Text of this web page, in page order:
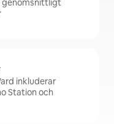
genomsnittligt
inkluderar
Station och